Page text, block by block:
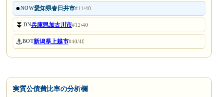
●NOW愛知県春日井市#11/40
⏬DN兵庫県加古川市#12/40
⚓BOT新潟県上越市#40/40
実質公債費比率の分析欄